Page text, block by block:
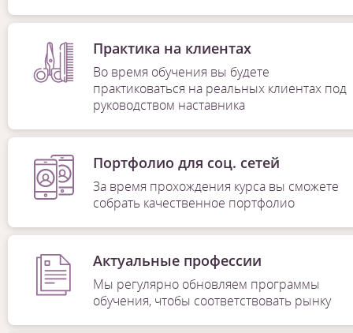
Практика на клиентах
Во время обучения вы будете
практиковаться на реальных клиентах под
руководством наставника
Портфолио для соц. сетей
За время прохождения курса вы сможете
собрать качественное портфолио
Актуальные профессии
Мы регулярно обновляем программы
обучения, чтобы соответствовать рынку